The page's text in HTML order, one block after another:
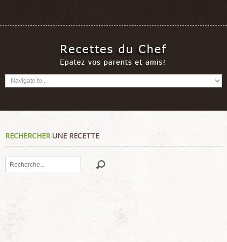
RECHERCHERUNE RECETTE
Rechercher